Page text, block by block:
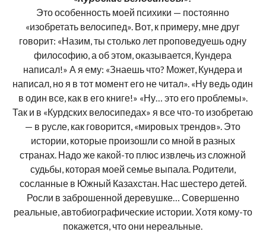
Это особенность моей психики — постоянно
«изобретать велосипед». Вот, к примеру, мне друг
говорит: «Назим, ты столько лет проповедуешь одну
философию, а об этом, оказывается, Кундера
написал!» А я ему: «Знаешь что? Может, Кундера и
написал, но я в тот момент его не читал». «Ну ведь один
в один все, как в его книге!» «Ну… это его проблемы».
Так и в «Курдских велосипедах» я все что-то изобретаю
— в русле, как говорится, «мировых трендов». Это
истории, которые произошли со мной в разных
странах. Надо же какой-то плюс извлечь из сложной
судьбы, которая моей семье выпала. Родители,
сосланные в Южный Казахстан. Нас шестеро детей.
Росли в заброшенной деревушке… Совершенно
реальные, автобиографические истории. Хотя кому-то
покажется, что они нереальные.